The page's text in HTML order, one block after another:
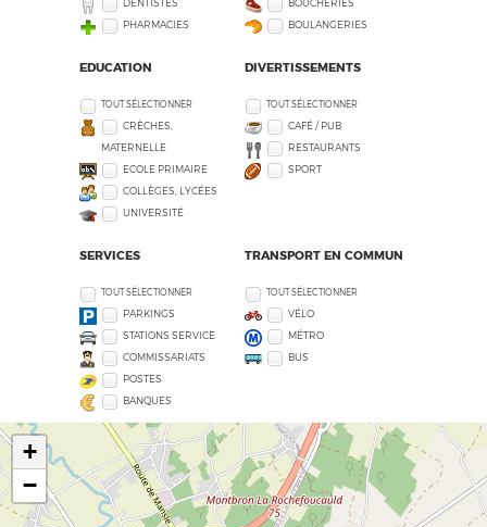
DENTISTES
PHARMACIES
BOUCHERIES
BOULANGERIES
EDUCATION
TOUT SÉLECTIONNER
CRÈCHES,
MATERNELLE
ECOLE PRIMAIRE
COLLÈGES, LYCÉES
UNIVERSITÉ
DIVERTISSEMENTS
TOUT SÉLECTIONNER
CAFÉ / PUB
RESTAURANTS
SPORT
SERVICES
TOUT SÉLECTIONNER
PARKINGS
STATIONS SERVICE
COMMISSARIATS
POSTES
BANQUES
TRANSPORT EN COMMUN
TOUT SÉLECTIONNER
VÉLO
MÉTRO
BUS
+
−